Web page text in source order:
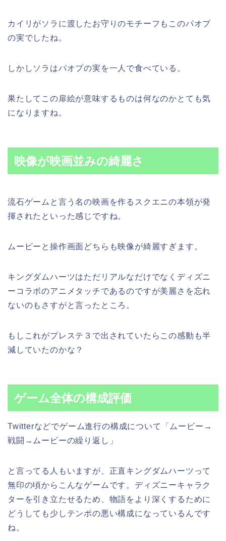
カイリがソラに渡したお守りのモチーフもこのパオプ
の実でしたね。
しかしソラはパオプの実を一人で食べている。
果たしてこの扉絵が意味するものは何なのかとても気
になりますね。
映像が映画並みの綺麗さ
流石ゲームと言う名の映画を作るスクエニの本領が発
揮されたといった感じですね。
ムービーと操作画面どちらも映像が綺麗すぎます。
キングダムハーツはただリアルなだけでなくディズニ
ーコラボのアニメタッチであるのですが美麗さを忘れ
ないのもさすがと言ったところ。
もしこれがプレステ３で出されていたらこの感動も半
減していたのかな？
ゲーム全体の構成評価
Twitterなどでゲーム進行の構成について「ムービー→
戦闘→ムービーの繰り返し」
と言ってる人もいますが、正直キングダムハーツって
無印の頃からこんなゲームです。ディズニーキャラク
ターを引き立たせるため、物語をより深くするために
どうしても少しテンポの悪い構成になっているんです
ね。